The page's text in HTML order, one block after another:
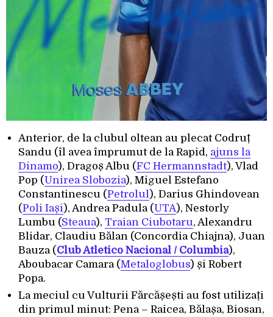
Anterior, de la clubul oltean au plecat Codruț
Sandu (îl avea împrumut de la Rapid, ajuns la
Dinamo), Dragoș Albu (FC Hermannstadt), Vlad
Pop (Unirea Slobozia), Miguel Estefano
Constantinescu (Petrolul), Darius Ghindovean
(Poli Iași), Andrea Padula (UTA), Nestorly
Lumbu (Steaua), Traian Ciubotaru, Alexandru
Blidar, Claudiu Bălan (Concordia Chiajna), Juan
Bauza (Club Atletico Nacional / Columbia),
Aboubacar Camara (Metaloglobus) și Robert
Popa.
La meciul cu Vulturii Fărcășești au fost utilizați
din primul minut: Pena – Raicea, Bălașa, Biosan,